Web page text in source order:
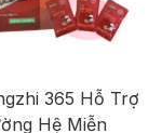
365 Hỗ Trợ
Hệ Miễn